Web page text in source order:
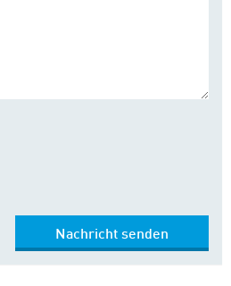
Nachricht senden